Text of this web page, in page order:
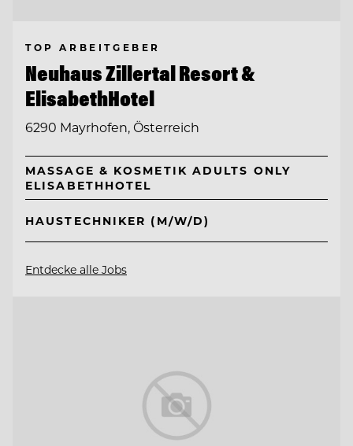
TOP ARBEITGEBER
Neuhaus Zillertal Resort &
ElisabethHotel
6290 Mayrhofen, Österreich
MASSAGE & KOSMETIK ADULTS ONLY
ELISABETHHOTEL
HAUSTECHNIKER (M/W/D)
Entdecke alle Jobs